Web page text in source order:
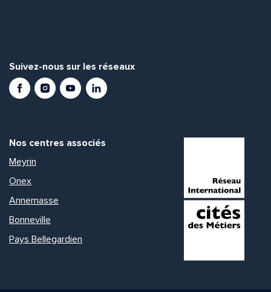
Suivez-nous sur les réseaux
FacebookInstagramYoutubeLinkedIn
Nos centres associés
Meyrin
Onex
Annemasse
Bonneville
Pays Bellegardien